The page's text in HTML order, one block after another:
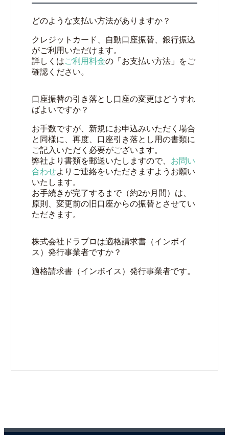
どのような支払い方法がありますか？
クレジットカード、自動口座振替、銀行振込
がご利用いただけます。
詳しくはご利用料金の「お支払い方法」をご
確認ください。
口座振替の引き落とし口座の変更はどうすれ
ばよいですか？
お手数ですが、新規にお申込みいただく場合
と同様に、再度、口座引き落とし用の書類に
ご記入いただく必要がございます。
弊社より書類を郵送いたしますので、 お問い
合わせよりご連絡をいただきますようお願い
いたします。
お手続きが完了するまで（約2か月間）は、
原則、変更前の旧口座からの振替とさせてい
ただきます。
株式会社ドラプロは適格請求書（インボイ
ス）発行事業者ですか？
適格請求書（インボイス）発行事業者です。